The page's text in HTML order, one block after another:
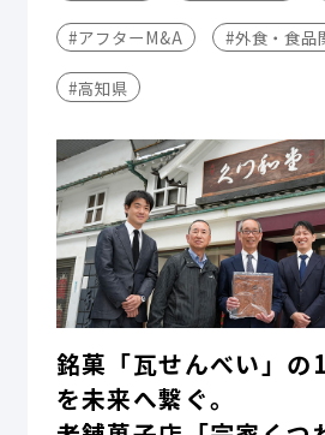
#アフターM&A #外食・食品
#高知県
銘菓「瓦せんべい」の
を未来へ繋ぐ。